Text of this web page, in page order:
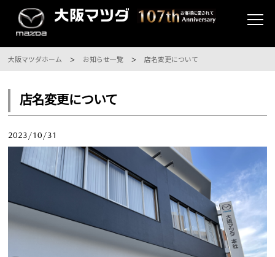
大阪マツダホーム お知らせ一覧 店名変更について
店名変更について
2023/10/31